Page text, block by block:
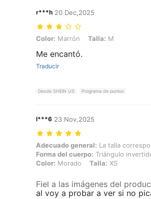
r***h 20 Dec,2025
Color: Marrón, Talla: M
Color: Marrón Talla: M
Me encantó.
Traducir
Desde SHEIN US Programa de puntos
l***6 23 Nov,2025
Adecuado general: La talla corresponde,
Adecuado general: La talla
Forma del cuerpo: Triángulo
Color: Morado Talla: XS
Fiel a las imágenes del
al voy a probar a ver si no